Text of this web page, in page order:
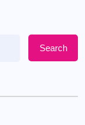
Search